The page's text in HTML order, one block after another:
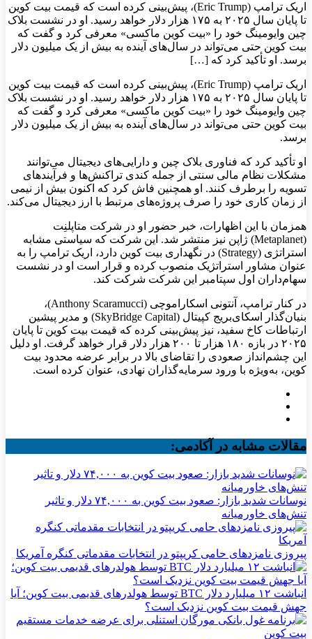
اریک ترامپ (Eric Trump)، پیش‌بینی کرده است که قیمت بیت‌ کوین
تا پایان سال ۲۰۲۵ به ۱۷۵ هزار دلار خواهد رسید. او در نشست بلاک‌
چین وایومینگ خود را «بیت‌ کوین ماکسی» معرفی کرد و گفت که
بیت کوین حتی می‌تواند در سال‌های آینده به بیش از یک میلیون دلار
برسد. او تأکید کرد که […]
اریک ترامپ (Eric Trump)، پیش‌بینی کرده است که قیمت بیت‌ کوین
تا پایان سال ۲۰۲۵ به ۱۷۵ هزار دلار خواهد رسید. او در نشست بلاک‌
چین وایومینگ خود را «بیت‌ کوین ماکسی» معرفی کرد و گفت که
بیت کوین حتی می‌تواند در سال‌های آینده به بیش از یک میلیون دلار
برسد.
او تأکید کرد که فناوری بلاک‌ چین و دارایی‌های دیجیتال می‌توانند
مشکلات نظام مالی سنتی از جمله کندی تراکنش‌ها و فرآیندهای
تسویه را برطرف کنند. او همچنین فاش کرد که اکنون بیش از نیمی
از زمان کاری خود را صرف پروژه‌های مرتبط با ارز دیجیتال می‌کند.
همزمان با این اظهارات، خبر حضور او در شرکت متاپلنِت
(Metaplanet) ژاپن نیز منتشر شد. این شرکت که سیاستی مشابه
استراتژی (Strategy) در نگهداری بیت‌ کوین دارد، اریک ترامپ را به
عنوان مشاور استراتژیک منصوب کرده و قرار است او در نشست
سهام‌داران اول سپتامبر این شرکت شرکت کند.
در کنار ترامپ، آنتونی اسکاراموچی (Anthony Scaramucci)،
بنیان‌گذار اسکای‌بریج کپیتال (SkyBridge Capital) و مدیر پیشین
ارتباطات کاخ سفید، نیز پیش‌بینی کرده که قیمت بیت‌ کوین تا پایان
۲۰۲۵ در بازه ۱۸۰ هزار تا ۲۰۰ هزار دلار قرار خواهد گرفت. او دلیل
این چشم‌انداز صعودی را تقاضای بالا در برابر عرضه محدود بیت‌
کوین، به‌ویژه با ورود سرمایه‌گذاران نهادی، عنوان کرده است.
مقالات مشابه در آکادمی:
نوسانات شدید بازار: صعود بیت کوین به ۷۴,۰۰۰ دلار و تاثیر
تنش‌های خاورمیانه
پیروزی نامزدهای حامی کریپتو در انتخابات مقدماتی کنگره آمریکا
انباشت ۱۲ میلیارد دلار BTC توسط هولدرهای قدیمی بیت کوین؛ آیا
جهش قیمت بیت کوین نزدیک است؟